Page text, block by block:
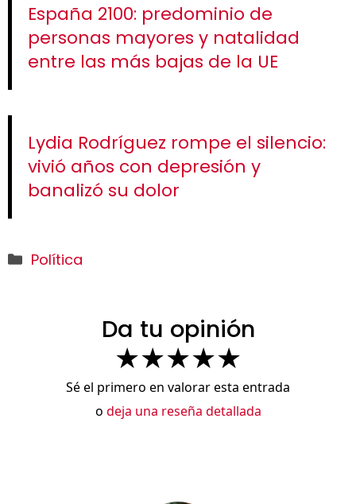
España 2100: predominio de
personas mayores y natalidad
entre las más bajas de la UE
Lydia Rodríguez rompe el silencio:
vivió años con depresión y
banalizó su dolor
Categorías
Política
Da tu opinión
★★★★★
Sé el primero en valorar esta entrada
o deja una reseña detallada